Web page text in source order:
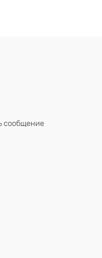
сообщение